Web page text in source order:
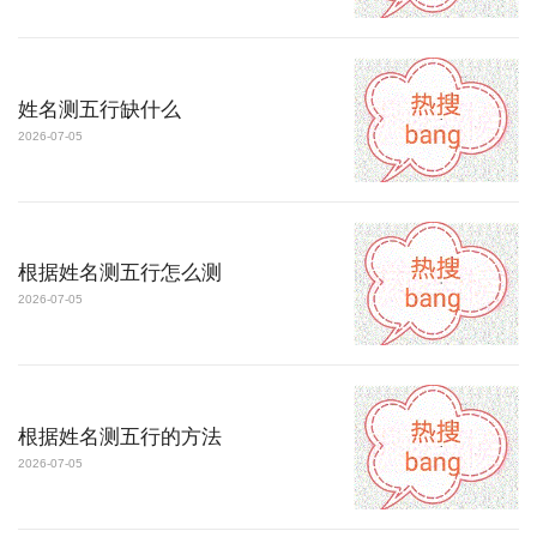
姓名测五行缺什么
2026-07-05
根据姓名测五行怎么测
2026-07-05
根据姓名测五行的方法
2026-07-05